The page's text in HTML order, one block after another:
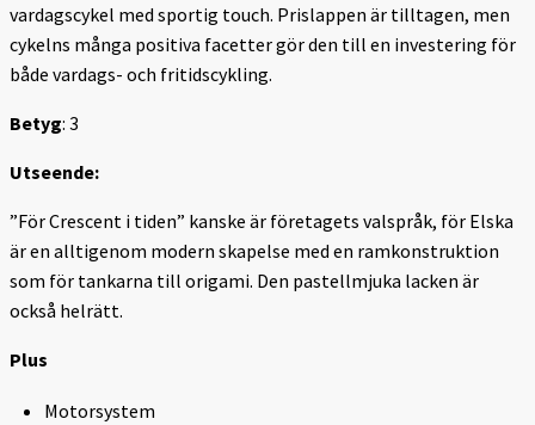
vardagscykel med sportig touch. Prislappen är tilltagen, men
cykelns många positiva facetter gör den till en investering för
både vardags- och fritidscykling.
Betyg: 3
Utseende:
”För Crescent i tiden” kanske är företagets valspråk, för Elska
är en alltigenom modern skapelse med en ramkonstruktion
som för tankarna till origami. Den pastellmjuka lacken är
också helrätt.
Plus
Motorsystem